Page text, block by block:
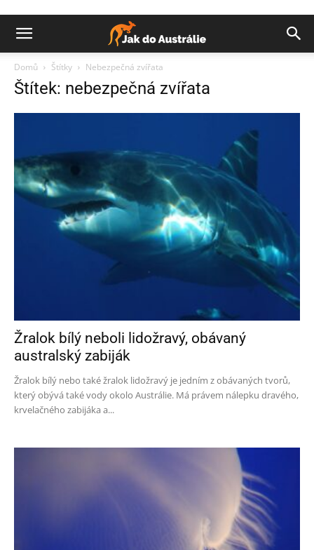
Domů Štítky Nebezpečná zvířata
Štítek: nebezpečná zvířata
Žralok bílý neboli lidožravý, obávaný
australský zabiják
Žralok bílý nebo také žralok lidožravý je jedním z obávaných tvorů,
který obývá také vody okolo Austrálie. Má právem nálepku dravého,
krvelačného zabijáka a...